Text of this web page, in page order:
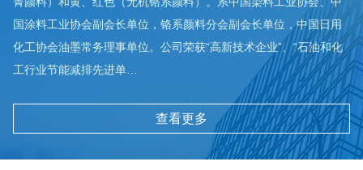
国涂料工业协会副会长单位，铬系颜料分会副会长单位，中国日用
化工协会油墨常务理事单位。公司荣获“高新技术企业”、“石油和化
工行业节能减排先进单…
查看更多